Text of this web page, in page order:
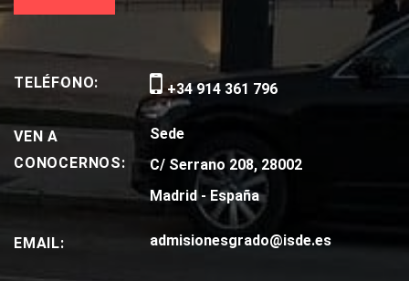
TELÉFONO: +34 914 361 796
VEN A
CONOCERNOS:
Sede
C/ Serrano 208, 28002
Madrid - España
EMAIL: admisionesgrado@isde.es